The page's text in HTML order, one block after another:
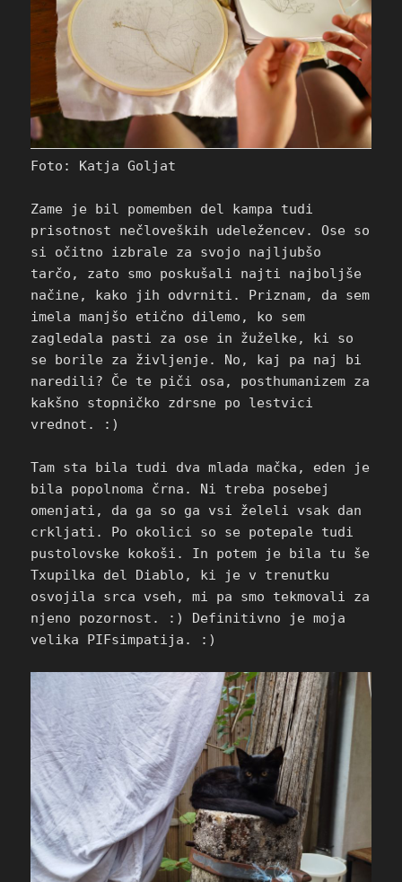
Foto: Katja Goljat
Zame je bil pomemben del kampa tudi
prisotnost nečloveških udeležencev. Ose so
si očitno izbrale za svojo najljubšo
tarčo, zato smo poskušali najti najboljše
načine, kako jih odvrniti. Priznam, da sem
imela manjšo etično dilemo, ko sem
zagledala pasti za ose in žuželke, ki so
se borile za življenje. No, kaj pa naj bi
naredili? Če te piči osa, posthumanizem za
kakšno stopničko zdrsne po lestvici
vrednot. :)
Tam sta bila tudi dva mlada mačka, eden je
bila popolnoma črna. Ni treba posebej
omenjati, da ga so ga vsi želeli vsak dan
crkljati. Po okolici so se potepale tudi
pustolovske kokoši. In potem je bila tu še
Txupilka del Diablo, ki je v trenutku
osvojila srca vseh, mi pa smo tekmovali za
njeno pozornost. :) Definitivno je moja
velika PIFsimpatija. :)